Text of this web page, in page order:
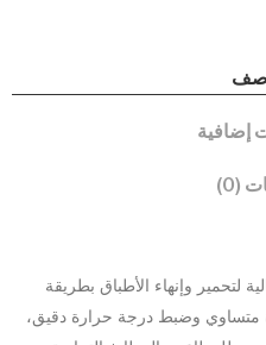
إضافية
(0)
لتحمير وإنهاء الأطباق بطريقة
متساوي وضبط درجة حرارة دقيق،